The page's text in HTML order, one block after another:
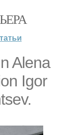
Alеnа
Igоr